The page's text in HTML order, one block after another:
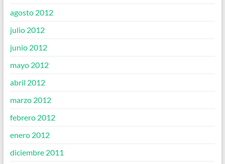
agosto 2012
julio 2012
junio 2012
mayo 2012
abril 2012
marzo 2012
febrero 2012
enero 2012
diciembre 2011